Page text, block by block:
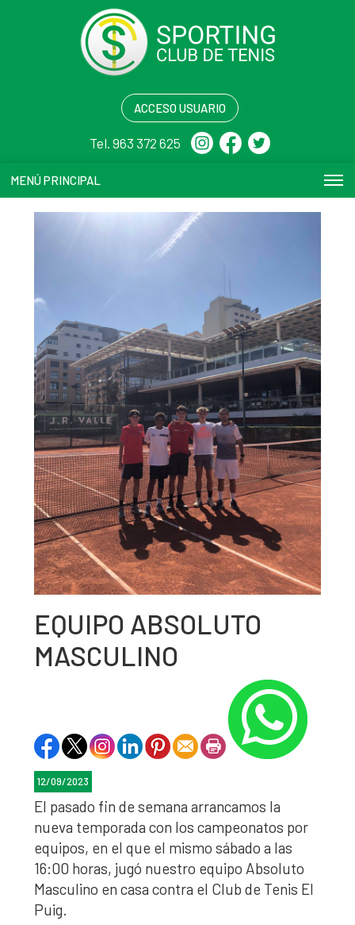
ACCESO USUARIO
Tel. 963 372 625
MENÚ PRINCIPAL
EQUIPO ABSOLUTO
MASCULINO
12/09/2023
El pasado fin de semana arrancamos la
nueva temporada con los campeonatos por
equipos, en el que el mismo sábado a las
16:00 horas, jugó nuestro equipo Absoluto
Masculino en casa contra el Club de Tenis El
Puig.